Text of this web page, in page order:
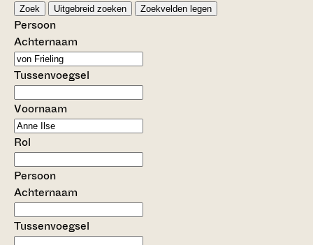
Zoek Uitgebreid zoeken Zoekvelden legen
Persoon
Achternaam
Tussenvoegsel
Voornaam
Rol
Persoon
Achternaam
Tussenvoegsel